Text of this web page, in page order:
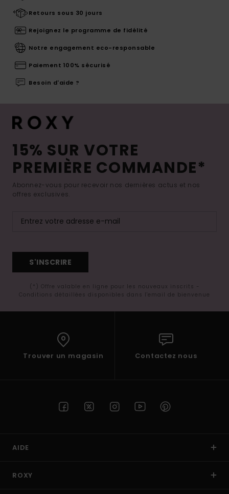
Retours sous 30 jours
Rejoignez le programme de fidélité
Notre engagement eco-responsable
Paiement 100% sécurisé
Besoin d'aide ?
15% SUR VOTRE
PREMIÈRE COMMANDE*
Abonnez-vous pour recevoir nos dernières actus et nos
offres exclusives.
S'INSCRIRE
(*) Offre valable en ligne pour les nouveaux inscrits -
Conditions détaillées disponibles dans l'email de bienvenue
Trouver un magasin Contactez nous
AIDE
ROXY